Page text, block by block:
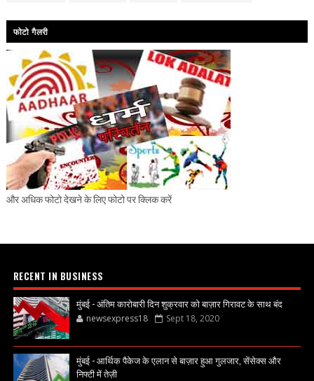
फोटो गैलरी
और अधिक फोटो देखने के लिए फोटो पर क्लिक करें
RECENT IN BUSINESS
मुंबई - अंतिम कारोबारी दिन शुक्रवार को बाज़ार गिरावट के साथ बंद
newsexpress18 Sept 18, 2020
मुंबई - आर्थिक पैकेज के एलान से बाज़ार हुआ गुलजार, सेंसेक्स और
निफ्टी में तेज़ी